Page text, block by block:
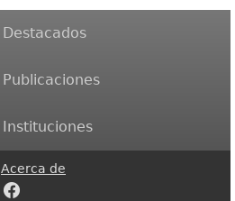
Destacados
Publicaciones
Instituciones
Acerca de